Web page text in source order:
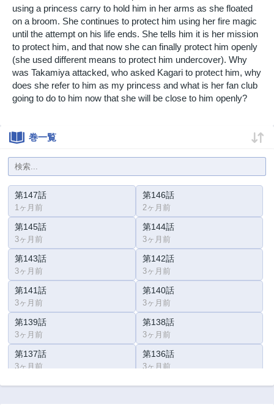
using a princess carry to hold him in her arms as she floated
on a broom. She continues to protect him using her fire magic
until the attempt on his life ends. She tells him it is her mission
to protect him, and that now she can finally protect him openly
(she used different means to protect him undercover). Why
was Takamiya attacked, who asked Kagari to protect him, why
does she refer to him as my princess and what is her fan club
going to do to him now that she will be close to him openly?
巻一覧
第147話
1ヶ月前
第146話
2ヶ月前
第145話
3ヶ月前
第144話
3ヶ月前
第143話
3ヶ月前
第142話
3ヶ月前
第141話
3ヶ月前
第140話
3ヶ月前
第139話
3ヶ月前
第138話
3ヶ月前
第137話
3ヶ月前
第136話
3ヶ月前
第135話 第134話